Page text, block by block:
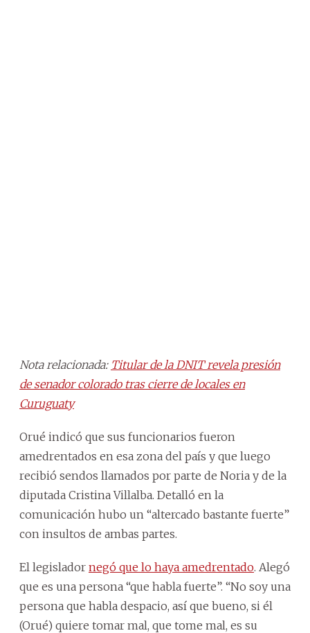
Nota relacionada: Titular de la DNIT revela presión
de senador colorado tras cierre de locales en
Curuguaty
Orué indicó que sus funcionarios fueron
amedrentados en esa zona del país y que luego
recibió sendos llamados por parte de Noria y de la
diputada Cristina Villalba. Detalló en la
comunicación hubo un “altercado bastante fuerte”
con insultos de ambas partes.
El legislador negó que lo haya amedrentado. Alegó
que es una persona “que habla fuerte”. “No soy una
persona que habla despacio, así que bueno, si él
(Orué) quiere tomar mal, que tome mal, es su